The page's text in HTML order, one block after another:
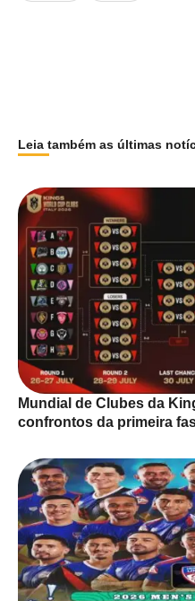
Leia também as últimas
Mundial de Clubes da
confrontos da primeira